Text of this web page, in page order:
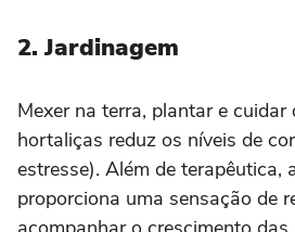
2. Jardinagem
Mexer na terra, plantar e cuidar
hortaliças reduz os níveis de
estresse). Além de terapêutica,
proporciona uma sensação de